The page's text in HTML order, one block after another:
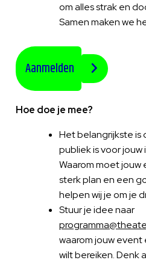
om alles strak en
Samen maken we
Aanmelden
Hoe doe je mee?
Het belangrijkste
publiek is voor
Waarom moet
sterk plan en een
helpen wij je om je
Stuur je idee naar
waarom jouw
wilt bereiken. Denk